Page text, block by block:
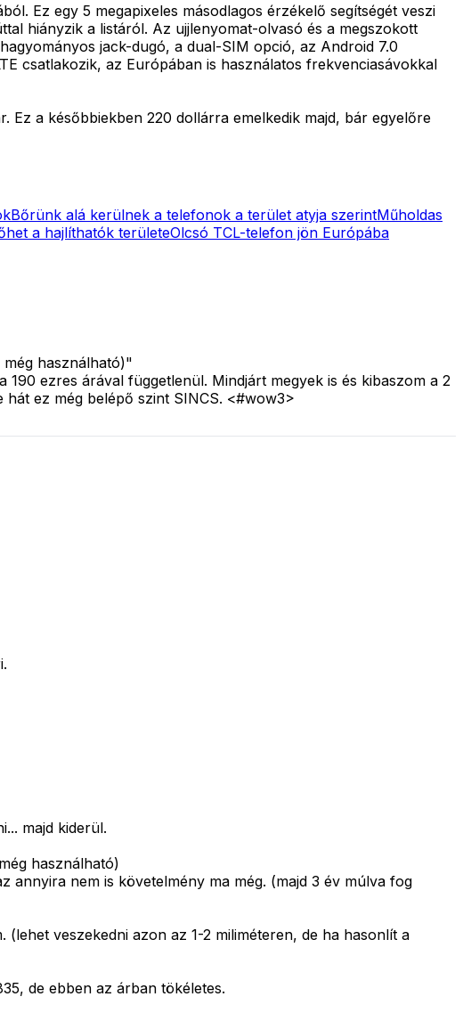
Ez egy 5 megapixeles másodlagos érzékelő segítségét veszi
hiányzik a listáról. Az ujjlenyomat-olvasó és a megszokott
jack-dugó, a dual-SIM opció, az Android 7.0
csatlakozik, az Európában is használatos frekvenciasávokkal
Ez a későbbiekben 220 dollárra emelkedik majd, bár egyelőre
Bőrünk alá kerülnek a telefonok a terület atyja szerintMűholdas
a hajlíthatók területeOlcsó TCL-telefon jön Európába
használható)"
ezres árával függetlenül. Mindjárt megyek is és kibaszom a 2
ez még belépő szint SINCS. <#wow3>
majd kiderül.
használható)
annyira nem is követelmény ma még. (majd 3 év múlva fog
veszekedni azon az 1-2 miliméteren, de ha hasonlít a
de ebben az árban tökéletes.